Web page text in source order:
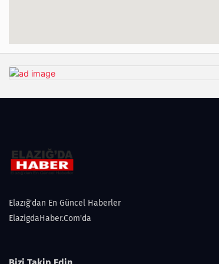
Elazığ'dan En Güncel Haberler
ElazigdaHaber.Com'da